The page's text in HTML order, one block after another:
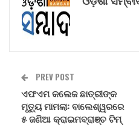
PREV POST
ଏଫଏମ କଲେଜ ଛାତ୍ରୀଙ୍କ
ମୃତ୍ୟୁ ମାମଲା: ବାଲେଶ୍ୱରରେ
୫ ଜଣିଆ କ୍ରାଇମବ୍ରାଞ୍ଚ ଟିମ୍